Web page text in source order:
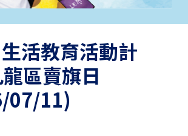
活教育活動計
區賣旗日
07/11)